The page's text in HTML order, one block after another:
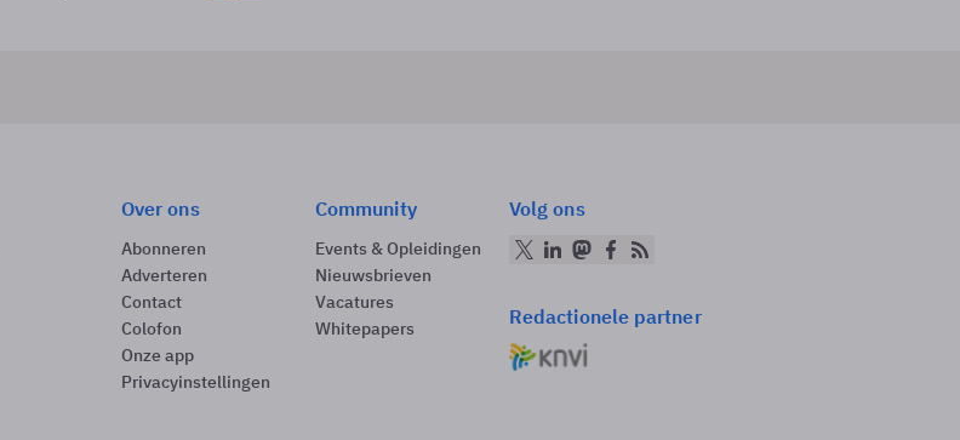
Over ons
Abonneren
Adverteren
Contact
Colofon
Onze app
Privacyinstellingen
Community
Events & Opleidingen
Nieuwsbrieven
Vacatures
Whitepapers
Volg ons
Redactionele partner